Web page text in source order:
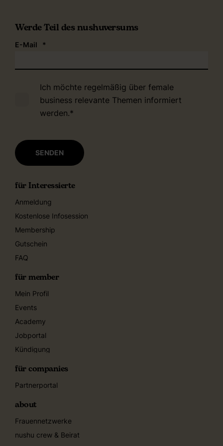
Werde Teil des nushuversums
E-Mail *
Ich möchte regelmäßig über female
business relevante Themen informiert
werden.*
für Interessierte
Anmeldung
Kostenlose Infosession
Membership
Gutschein
FAQ
für member
Mein Profil
Events
Academy
Jobportal
Kündigung
für companies
Partnerportal
about
Frauennetzwerke
nushu crew & Beirat